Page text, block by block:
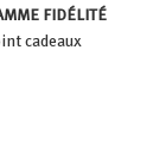
FIDÉLITÉ
cadeaux